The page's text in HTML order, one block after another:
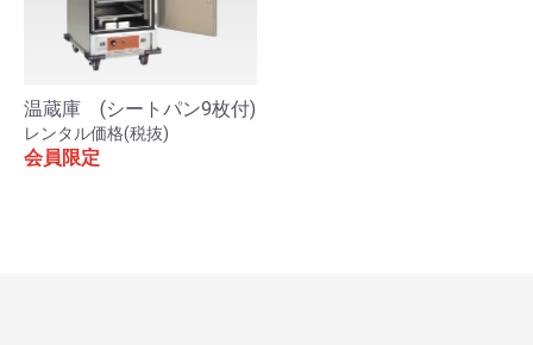
温蔵庫 (シートパン9枚付)
レンタル価格(税抜)
会員限定